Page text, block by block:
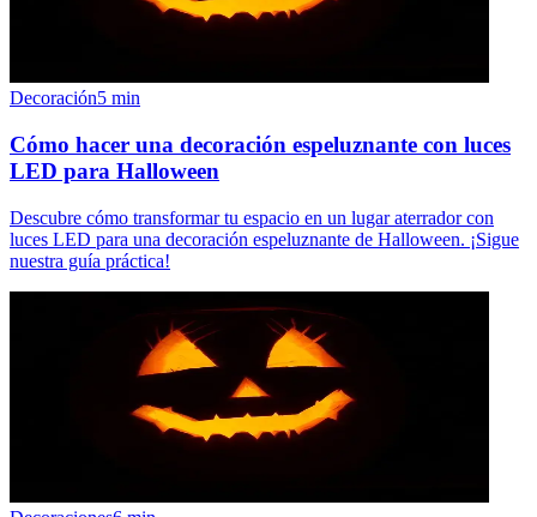
Decoración5 min
Cómo hacer una decoración espeluznante con luces
LED para Halloween
Descubre cómo transformar tu espacio en un lugar aterrador con
luces LED para una decoración espeluznante de Halloween. ¡Sigue
nuestra guía práctica!